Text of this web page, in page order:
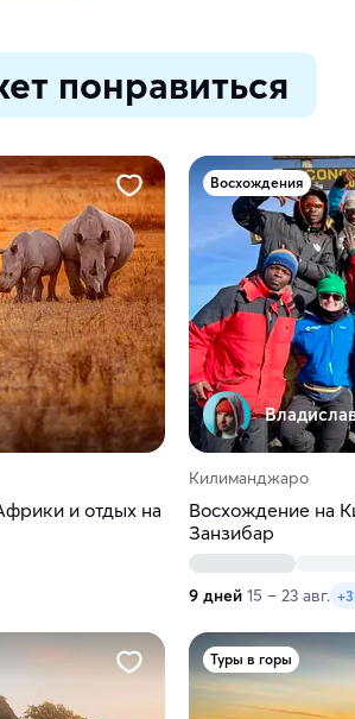
понравиться
и отдых на
Восхождения
Килиманджаро
Восхождение на
Занзибар
9 дней 15 – 23 авг.
Туры в горы